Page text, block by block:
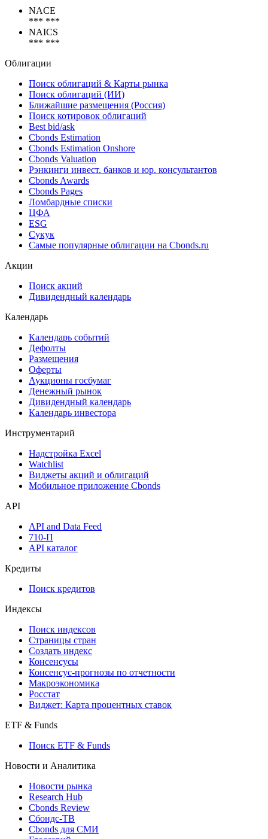
NACE
*** ***
NAICS
*** ***
Облигации
Поиск облигаций & Карты рынка
Поиск облигаций (ИИ)
Ближайшие размещения (Россия)
Поиск котировок облигаций
Best bid/ask
Cbonds Estimation
Cbonds Estimation Onshore
Cbonds Valuation
Рэнкинги инвест. банков и юр. консультантов
Cbonds Awards
Cbonds Pages
Ломбардные списки
ЦФА
ESG
Сукук
Самые популярные облигации на Cbonds.ru
Акции
Поиск акций
Дивидендный календарь
Календарь
Календарь событий
Дефолты
Размещения
Оферты
Аукционы госбумаг
Денежный рынок
Дивидендный календарь
Календарь инвестора
Инструментарий
Надстройка Excel
Watchlist
Виджеты акций и облигаций
Мобильное приложение Cbonds
API
API and Data Feed
710-П
API каталог
Кредиты
Поиск кредитов
Индексы
Поиск индексов
Страницы стран
Создать индекс
Консенсусы
Консенсус-прогнозы по отчетности
Макроэкономика
Росстат
Виджет: Карта процентных ставок
ETF & Funds
Поиск ETF & Funds
Новости и Аналитика
Новости рынка
Research Hub
Cbonds Review
Сбондс-ТВ
Cbonds для СМИ